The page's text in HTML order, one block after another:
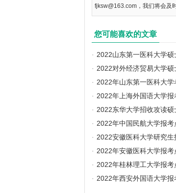
fjksw@163.com，我们将会及
您可能喜欢的文章
· 2022山东第一医科大学
· 2022对外经济贸易大学
· 2022年山东第一医科大
· 2022年上海外国语大学
· 2022东华大学招收攻读
· 2022年中国民航大学报
· 2022安徽医科大学研究
· 2022年安徽医科大学报考
· 2022年桂林理工大学报考
· 2022年西安外国语大学